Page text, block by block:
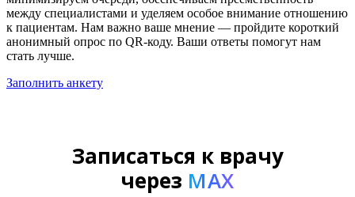
между специалистами и уделяем особое внимание отношению
к пациентам. Нам важно ваше мнение — пройдите короткий
анонимный опрос по QR-коду. Ваши ответы помогут нам
стать лучше.
Заполнить анкету
Записаться к врачу
через MAX